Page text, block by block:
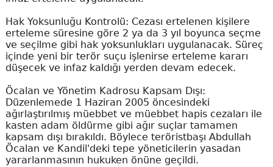
Hak Yoksunluğu Kontrolü: Cezası ertelenen kişilere
erteleme süresine göre 2 ya da 3 yıl boyunca seçme
ve seçilme gibi hak yoksunlukları uygulanacak. Süreç
içinde yeni bir terör suçu işlenirse erteleme kararı
düşecek ve infaz kaldığı yerden devam edecek.
Öcalan ve Yönetim Kadrosu Kapsam Dışı:
Düzenlemede 1 Haziran 2005 öncesindeki
ağırlaştırılmış müebbet ve müebbet hapis cezaları ile
kasten adam öldürme gibi ağır suçlar tamamen
kapsam dışı bırakıldı. Böylece teröristbaşı Abdullah
Öcalan ve Kandil'deki tepe yöneticilerin yasadan
yararlanmasının hukuken önüne geçildi.